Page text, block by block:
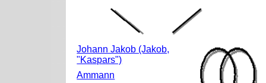
Johann Jakob (Jakob,
"Kaspars")
Ammann